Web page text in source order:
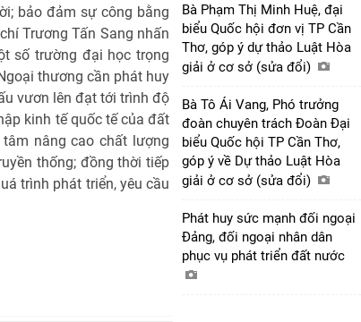
bảo đảm sự công bằng
Trương Tấn Sang nhấn
số trường đại học trọng
thương cần phát huy
vươn lên đạt tới trình độ
kinh tế quốc tế của đất
nâng cao chất lượng
thống; đồng thời tiếp
trình phát triển, yêu cầu
Bà Phạm Thị Minh Huệ, đại
biểu Quốc hội đơn vị TP Cần
Thơ, góp ý dự thảo Luật Hòa
giải ở cơ sở (sửa đổi)
Bà Tô Ái Vang, Phó trưởng
đoàn chuyên trách Đoàn Đại
biểu Quốc hội TP Cần Thơ,
góp ý về Dự thảo Luật Hòa
giải ở cơ sở (sửa đổi)
Phát huy sức mạnh đối ngoại
Đảng, đối ngoại nhân dân
phục vụ phát triển đất nước